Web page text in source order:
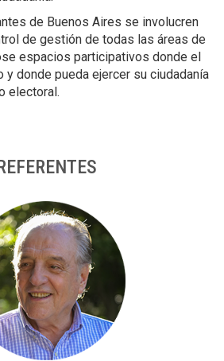
de Buenos Aires se involucren
de gestión de todas las áreas de
espacios participativos donde el
y donde pueda ejercer su ciudadanía
electoral.